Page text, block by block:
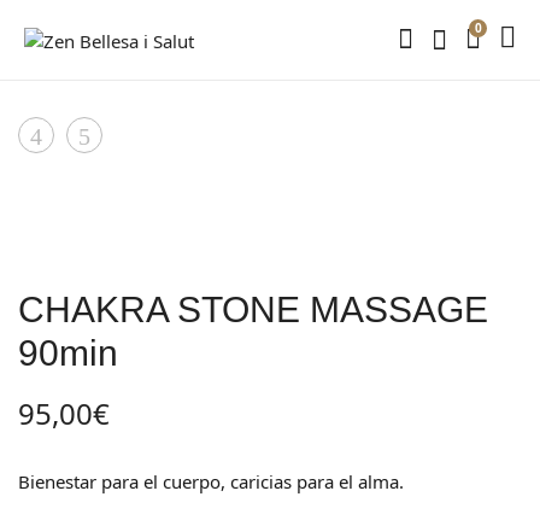
0
Product
RELAXRELAX
CHAKRA STONE MASSAGE
90min
95,00€
Bienestar para el cuerpo, caricias para el alma.